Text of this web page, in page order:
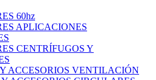
60hz
APLICACIONES
CENTRÍFUGOS Y
ACCESORIOS VENTILACIÓN